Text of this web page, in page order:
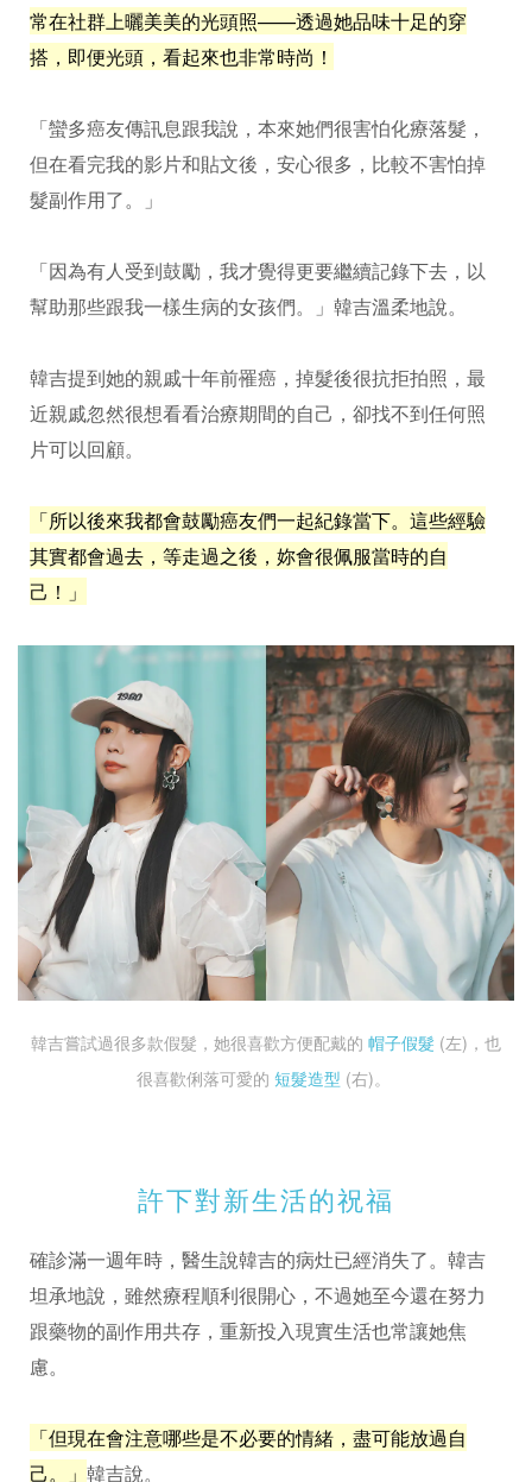
常在社群上曬美美的光頭照——透過她品味十足的穿
搭，即便光頭，看起來也非常時尚！
「蠻多癌友傳訊息跟我說，本來她們很害怕化療落髮，
但在看完我的影片和貼文後，安心很多，比較不害怕掉
髮副作用了。」
「因為有人受到鼓勵，我才覺得更要繼續記錄下去，以
幫助那些跟我一樣生病的女孩們。」韓吉溫柔地說。
韓吉提到她的親戚十年前罹癌，掉髮後很抗拒拍照，最
近親戚忽然很想看看治療期間的自己，卻找不到任何照
片可以回顧。
「所以後來我都會鼓勵癌友們一起紀錄當下。這些經驗
其實都會過去，等走過之後，妳會很佩服當時的自
己！」
韓吉嘗試過很多款假髮，她很喜歡方便配戴的 帽子假髮 (左)，也
很喜歡俐落可愛的 短髮造型 (右)。
許下對新生活的祝福
確診滿一週年時，醫生說韓吉的病灶已經消失了。韓吉
坦承地說，雖然療程順利很開心，不過她至今還在努力
跟藥物的副作用共存，重新投入現實生活也常讓她焦
慮。
「但現在會注意哪些是不必要的情緒，盡可能放過自
己。」 韓吉說。